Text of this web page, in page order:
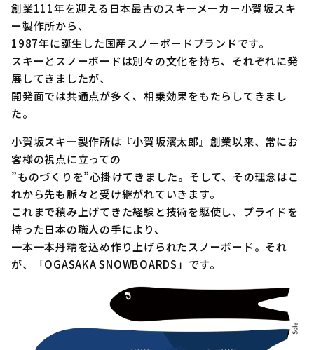
創業111年を迎える日本最古のスキーメーカー小賀坂スキ
ー製作所から、
1987年に誕生した国産スノーボードブランドです。
スキーとスノーボードは別々の文化を持ち、それぞれに発
展してきましたが、
開発面では共通点が多く、相乗効果をもたらしてきまし
た。
小賀坂スキー製作所は『小賀坂濱太郎』創業以来、常にお
客様の視点に立っての
”ものづくりを”心掛けてきました。そして、その理念はこ
れから先も脈々と受け継がれていきます。
これまで積み上げてきた経験と技術を駆使し、プライドを
持った日本の職人の手により、
一本一本丹精を込め作り上げられたスノーボード。それ
が、「OGASAKA SNOWBOARDS」です。